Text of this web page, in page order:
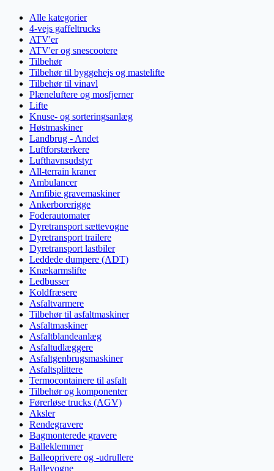
Alle kategorier
4-vejs gaffeltrucks
ATV'er
ATV'er og snescootere
Tilbehør
Tilbehør til byggehejs og mastelifte
Tilbehør til vinavl
Plæneluftere og mosfjerner
Lifte
Knuse- og sorteringsanlæg
Høstmaskiner
Landbrug - Andet
Luftforstærkere
Lufthavnsudstyr
All-terrain kraner
Ambulancer
Amfibie gravemaskiner
Ankerborerigge
Foderautomater
Dyretransport sættevogne
Dyretransport trailere
Dyretransport lastbiler
Leddede dumpere (ADT)
Knækarmslifte
Ledbusser
Koldfræsere
Asfaltvarmere
Tilbehør til asfaltmaskiner
Asfaltmaskiner
Asfaltblandeanlæg
Asfaltudlæggere
Asfaltgenbrugsmaskiner
Asfaltsplittere
Termocontainere til asfalt
Tilbehør og komponenter
Førerløse trucks (AGV)
Aksler
Rendegravere
Bagmonterede gravere
Balleklemmer
Balleoprivere og -udrullere
Ballevogne